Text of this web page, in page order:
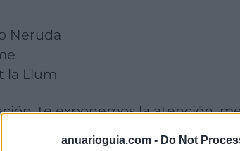
anuarioguia.com - Do Not
Neruda
la Llum
y desintoxicación